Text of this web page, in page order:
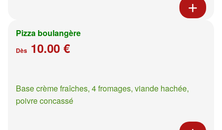
Pizza boulangère
Dès 10.00 €
Base crème fraîches, 4 fromages, viande hachée,
poivre concassé